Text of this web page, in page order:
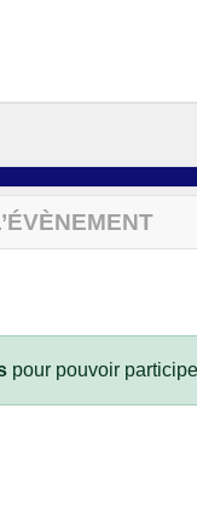
pour pouvoir